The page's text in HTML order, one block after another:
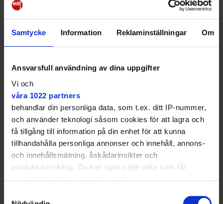
Samtycke Information Reklaminställningar Om
Ansvarsfull användning av dina uppgifter
Vi och
våra 1022 partners
behandlar din personliga data, som t.ex. ditt IP-nummer,
och använder teknologi såsom cookies för att lagra och
få tillgång till information på din enhet för att kunna
tillhandahålla personliga annonser och innehåll, annons-
och innehållsmätning, åskådarinsikter och
produktutveckling. Du kan själv välja vilka som får
Studentyra på VNG – 145
elever sprang ut i friheten
SKOLA
Konfetti, dunkande musik – och
nedkladdade kläder